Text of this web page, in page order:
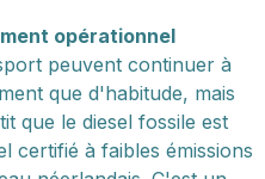
opérationnel
peuvent continuer à
que d'habitude, mais
que le diesel fossile est
certifié à faibles émissions